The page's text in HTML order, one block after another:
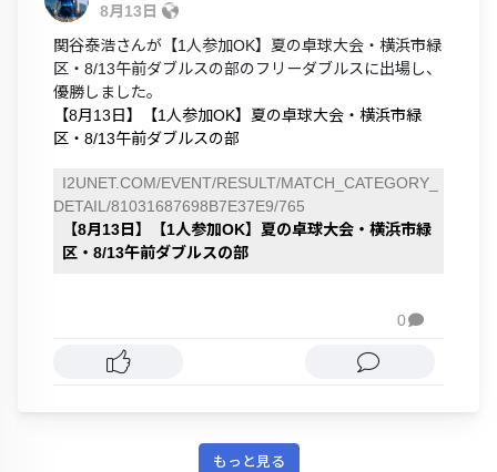
8月13日
関谷泰浩さんが【1人参加OK】夏の卓球大会・横浜市緑
区・8/13午前ダブルスの部のフリーダブルスに出場し、
優勝しました。
【8月13日】【1人参加OK】夏の卓球大会・横浜市緑
区・8/13午前ダブルスの部
I2UNET.COM/EVENT/RESULT/MATCH_CATEGORY_
DETAIL/81031687698B7E37E9/765
【8月13日】【1人参加OK】夏の卓球大会・横浜市緑
区・8/13午前ダブルスの部
0
もっと見る